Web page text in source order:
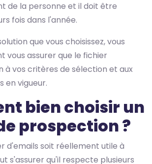
de la personne et il doit être
fois dans l'année.
que vous choisissez, vous
vous assurer que le fichier
à vos critères de sélection et aux
en vigueur.
bien choisir un
prospection ?
d'emails soit réellement utile à
s'assurer qu'il respecte plusieurs